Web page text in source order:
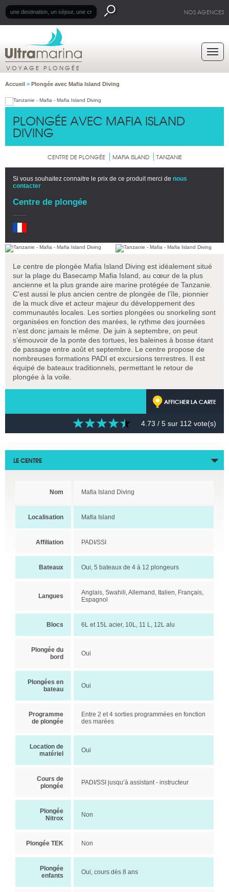
NOS AGENCES
VOYAGE PLONGÉE
Accueil > Plongée avec Mafia Island Diving
PLONGÉE AVEC MAFIA ISLAND
DIVING
CENTRE DE PLONGÉE MAFIA ISLAND TANZANIE
Si vous souhaitez connaitre le prix de ce produit merci de nous
contacter
Centre de plongée
Le centre de plongée Mafia Island Diving est idéalement situé
sur la plage du Basecamp Mafia Island, au cœur de la plus
ancienne et la plus grande aire marine protégée de Tanzanie.
C’est aussi le plus ancien centre de plongée de l’île, pionnier
de la muck dive et acteur majeur du développement des
communautés locales. Les sorties plongées ou snorkeling sont
organisées en fonction des marées, le rythme des journées
n’est donc jamais le même. De juin à septembre, on peut
s’émouvoir de la ponte des tortues, les baleines à bosse étant
de passage entre août et septembre. Le centre propose de
nombreuses formations PADI et excursions terrestres. Il est
équipé de bateaux traditionnels, permettant le retour de
plongée à la voile.
AFFICHER LA CARTE
4.73 / 5 sur 112 vote(s)
LE CENTRE
Nom Mafia Island Diving
Localisation Mafia Island
Affiliation PADI/SSI
Bateaux Oui, 5 bateaux de 4 à 12 plongeurs
Langues
Anglais, Swahili, Allemand, Italien, Français,
Espagnol
Blocs 6L et 15L acier, 10L, 11 L, 12L alu
Plongée du
bord
Oui
Plongées en
bateau
Oui
Programme
de plongée
Entre 2 et 4 sorties programmées en fonction
des marées
Location de
matériel
Oui
Cours de
plongée
PADI/SSI jusqu’à assistant - instructeur
Plongée
Nitrox
Non
Plongée TEK Non
Plongée
enfants
Oui, cours dès 8 ans